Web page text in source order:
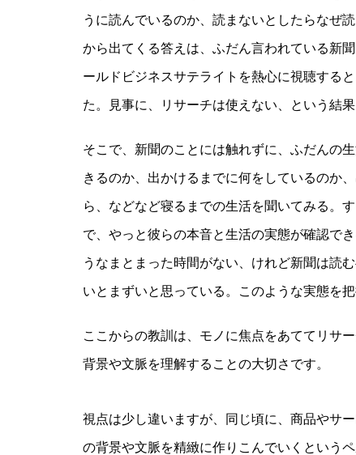
うに読んでいるのか、読まないとしたらなぜ
から出てくる答えは、ふだん言われている新
ールドビジネスサテライトを熱心に視聴する
た。見事に、リサーチは使えない、という結果
そこで、新聞のことには触れずに、ふだんの
きるのか、出かけるまでに何をしているのか
ら、などなど寝るまでの生活を聞いてみる。
で、やっと彼らの本音と生活の実態が確認で
うなまとまった時間がない、けれど新聞は読
いとまずいと思っている。このような実態を
ここからの教訓は、モノに焦点をあててリサ
背景や文脈を理解することの大切さです。
視点は少し違いますが、同じ頃に、商品やサ
の背景や文脈を精緻に作りこんでいくという